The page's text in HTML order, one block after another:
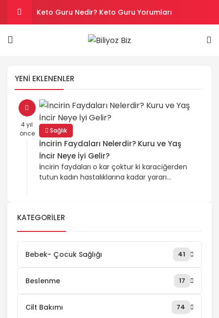
Keto Guru Nedir? Keto Guru Yorumları
Karındaki Selülitler Nasıl Gider? Göbek Selüliti
Yorumları
Son Kullanım Süresi Tarihi Geçmiş Batikon
Kullanılır mı?
YENI EKLENENLER
4 yıl
önce
Sağlık
İncirin Faydaları Nelerdir? Kuru ve Yaş
İncir Neye İyi Gelir?
İncirin faydaları o kar çoktur ki karaciğerden
tutun kadın hastalıklarına kadar yararı
mineraller, antidoksanların vücuda oldukça
faydası vardır. İçerisinde az miktarda yağ
olması ve lifli yapısı ile diyet listelerinden eksik
olmaz. İncirin faydaları olarak kabızlık ve
sindirim problemlerine yardımcı […]
KATEGORILER
Bebek- Çocuk Sağlığı 41
Beslenme 17
Cilt Bakımı 74